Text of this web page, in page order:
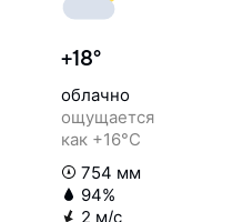
+18°
облачно
ощущается
как +16°C
754 мм
94%
2 м/с